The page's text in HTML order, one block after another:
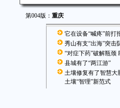
第004版： 重庆
它在设备“喊疼”前打
秀山有支“出海”突击
“对症下药”破解瓶颈
县城有了“两江游”
土壤修复有了智慧大
土壤“智理”新范式